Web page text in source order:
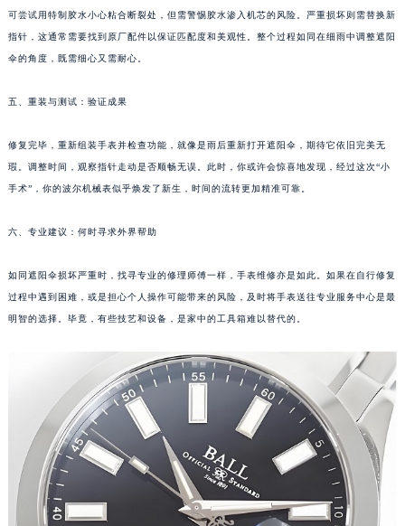
武汉市江汉区解放大道686号世界贸易大厦38层09室（需提前预约）
南宁市青秀区金湖路59号地王大厦12楼1224室（需提前预约）
烟台市芝罘区胜利路139号万达金融中心A座907室（需提前预约）
长春市朝阳区西安大路727号中银大厦A座(旺进大厦)18层09室（需提前预约）
海口市龙华区金贸东路5号海口华润大厦B座17层1707室（需提前预约）
内蒙古自治区呼和浩特市玉泉区大学西街70号华润万象城写字楼（鄂尔多斯大厦）23层2326室（需提前预约）
重庆市解放碑渝中区民权路28号英利国际金融中心写字楼20层01室（需提前预约）
黑龙江省鹤岗市向阳区红军路波尔售后服务中心（需提前预约）
黑龙江省黑河市爱辉区中央街波尔售后服务中心（需提前预约）
黑龙江省鸡西市鸡冠区红军路波尔售后服务中心（需提前预约）
可尝试用特制胶水小心粘合断裂处，但需警惕胶水渗入机芯的风险。严重损坏则需替换新
指针，这通常需要找到原厂配件以保证匹配度和美观性。整个过程如同在细雨中调整遮阳
伞的角度，既需细心又需耐心。
五、重装与测试：验证成果
修复完毕，重新组装手表并检查功能，就像是雨后重新打开遮阳伞，期待它依旧完美无
瑕。调整时间，观察指针走动是否顺畅无误。此时，你或许会惊喜地发现，经过这次“小
手术”，你的波尔机械表似乎焕发了新生，时间的流转更加精准可靠。
六、专业建议：何时寻求外界帮助
如同遮阳伞损坏严重时，找寻专业的修理师傅一样，手表维修亦是如此。如果在自行修复
过程中遇到困难，或是担心个人操作可能带来的风险，及时将手表送往专业服务中心是最
明智的选择。毕竟，有些技艺和设备，是家中的工具箱难以替代的。